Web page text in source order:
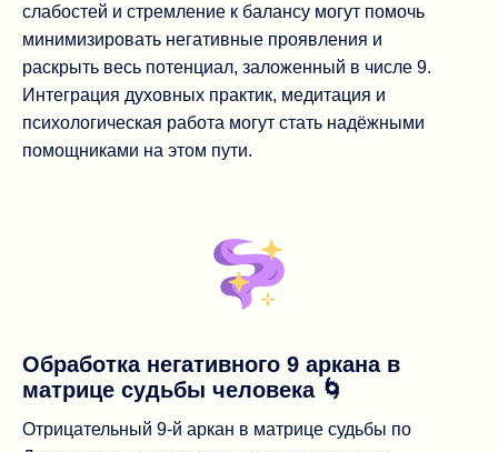
слабостей и стремление к балансу могут помочь
минимизировать негативные проявления и
раскрыть весь потенциал, заложенный в числе 9.
Интеграция духовных практик, медитация и
психологическая работа могут стать надёжными
помощниками на этом пути.
Обработка негативного 9 аркана в
матрице судьбы человека 🌀
Отрицательный 9-й аркан в матрице судьбы по